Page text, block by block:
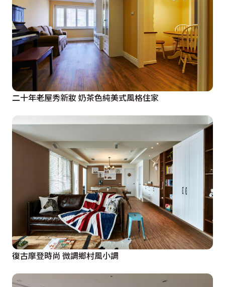
二十年老屋秀新妝 奶茶色純美式風格住家
復古摩登時尚 微調鄉村風小調